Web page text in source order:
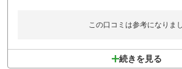
この口コミは参考になりま
続きを見る